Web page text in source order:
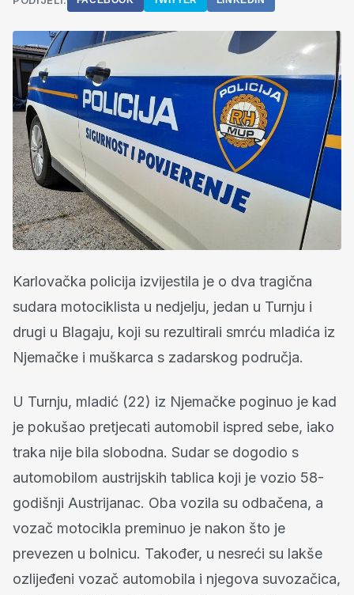
Karlovačka policija izvijestila je o dva tragična
sudara motociklista u nedjelju, jedan u Turnju i
drugi u Blagaju, koji su rezultirali smrću mladića iz
Njemačke i muškarca s zadarskog područja.
U Turnju, mladić (22) iz Njemačke poginuo je kad
je pokušao pretjecati automobil ispred sebe, iako
traka nije bila slobodna. Sudar se dogodio s
automobilom austrijskih tablica koji je vozio 58-
godišnji Austrijanac. Oba vozila su odbačena, a
vozač motocikla preminuo je nakon što je
prevezen u bolnicu. Također, u nesreći su lakše
ozlijeđeni vozač automobila i njegova suvozačica,